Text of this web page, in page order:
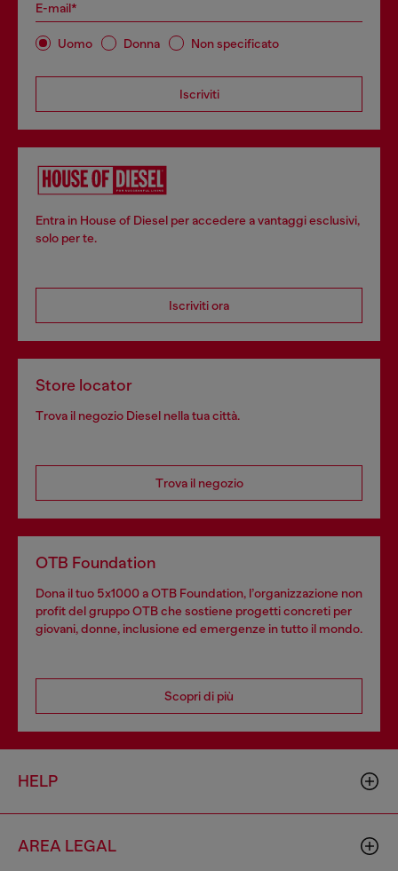
E-mail*
Uomo Donna Non specificato
Iscriviti
Entra in House of Diesel per accedere a vantaggi esclusivi,
solo per te.
Iscriviti ora
Store locator
Trova il negozio Diesel nella tua città.
Trova il negozio
OTB Foundation
Dona il tuo 5x1000 a OTB Foundation, l’organizzazione non
profit del gruppo OTB che sostiene progetti concreti per
giovani, donne, inclusione ed emergenze in tutto il mondo.
Scopri di più
HELP
AREA LEGAL